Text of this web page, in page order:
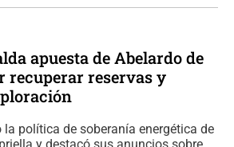
apuesta de Abelardo de
recuperar reservas y
la política de soberanía energética de